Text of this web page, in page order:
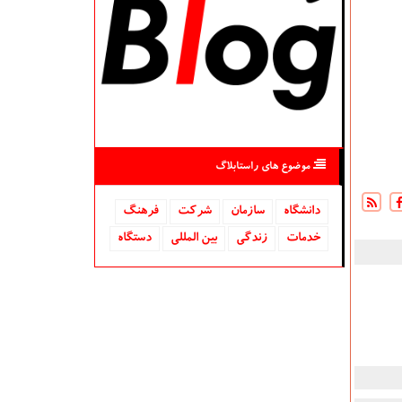
موضوع های راستابلاگ
دانشگاه‌ سازمان شركت
فرهنگ
خدمات
زندگی بین المللی دستگاه